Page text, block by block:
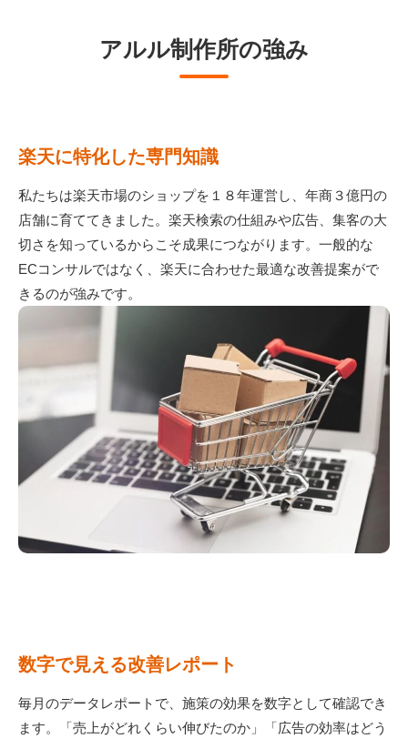
アルル制作所の強み
楽天に特化した専門知識
私たちは楽天市場のショップを１８年運営し、年商３億円の
店舗に育ててきました。楽天検索の仕組みや広告、集客の大
切さを知っているからこそ成果につながります。一般的な
ECコンサルではなく、楽天に合わせた最適な改善提案がで
きるのが強みです。
数字で見える改善レポート
毎月のデータレポートで、施策の効果を数字として確認でき
ます。「売上がどれくらい伸びたのか」「広告の効率はどう